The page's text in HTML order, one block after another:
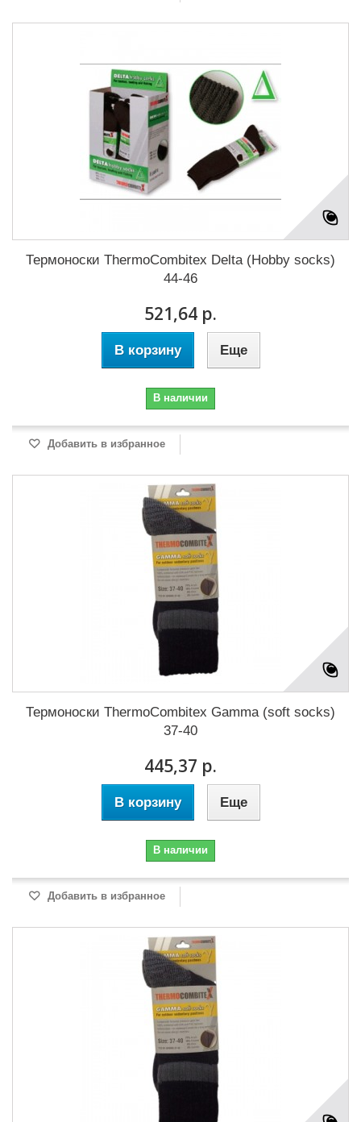
Термоноски ThermoCombitex Delta (Hobby socks)
44-46
521,64 р.
В корзину Еще
В наличии
Добавить в избранное
Термоноски ThermoCombitex Gamma (soft socks)
37-40
445,37 р.
В корзину Еще
В наличии
Добавить в избранное